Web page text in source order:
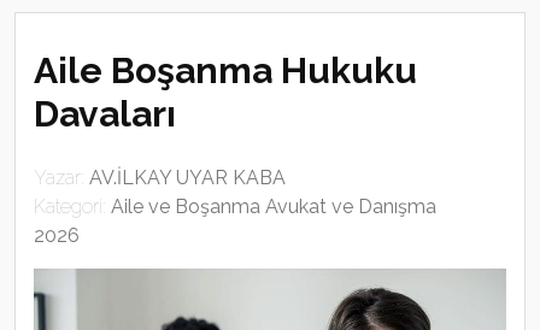
Aile Boşanma Hukuku
Davaları
Yazar: AV.İLKAY UYAR KABA
Kategori: Aile ve Boşanma Avukat ve Danışma
2026